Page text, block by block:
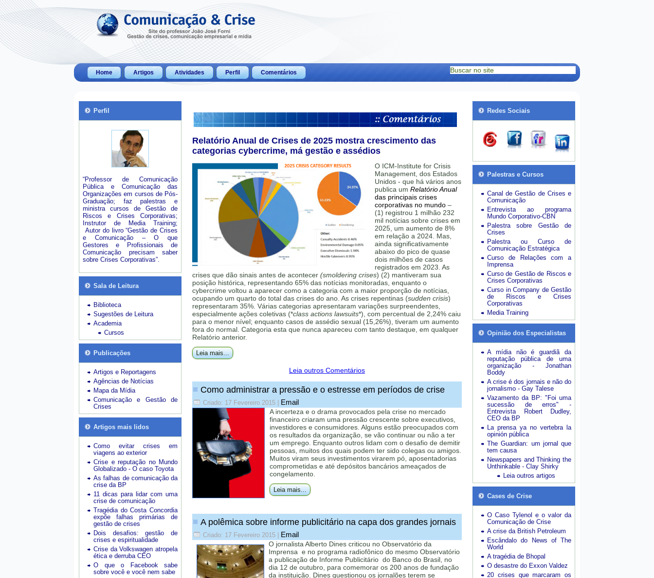
Home Artigos Atividades Perfil Comentários
Perfil
“Professor de Comunicação
Pública e Comunicação das
Organizações em cursos de Pós-
Graduação; faz palestras e
ministra cursos de Gestão de
Riscos e Crises Corporativas;
Instrutor de Media Training;
Autor do livro “Gestão de Crises
e Comunicação – O que
Gestores e Profissionais de
Comunicação precisam saber
sobre Crises Corporativas”.
Sala de Leitura
Biblioteca
Sugestões de Leitura
Academia
Cursos
Publicações
Artigos e Reportagens
Agências de Notícias
Mapa da Mídia
Comunicação e Gestão de
Crises
Artigos mais lidos
Como evitar crises em
viagens ao exterior
Crise e reputação no Mundo
Globalizado - O caso Toyota
As falhas de comunicação da
crise da BP
11 dicas para lidar com uma
crise de comunicação
Tragédia do Costa Concordia
expõe falhas primárias de
gestão de crises
Dois desafios: gestão de
crises e espiritualidade
Crise da Volkswagen atropela
ética e derruba CEO
O que o Facebook sabe
sobre você e você nem sabe
Relatório Anual de Crises de 2025 mostra crescimento das
categorias cybercrime, má gestão e assédios
O ICM-Institute for Crisis
Management, dos Estados
Unidos - que há vários anos
publica um Relatório Anual
das principais crises
corporativas no mundo –
(1) registrou 1 milhão 232
mil notícias sobre crises em
2025, um aumento de 8%
em relação a 2024. Mas,
ainda significativamente
abaixo do pico de quase
dois milhões de casos
registrados em 2023. As
crises que dão sinais antes de acontecer (smoldering crises) (2) mantiveram sua
posição histórica, representando 65% das notícias monitoradas, enquanto o
cybercrime voltou a aparecer como a categoria com a maior proporção de notícias,
ocupando um quarto do total das crises do ano. As crises repentinas (sudden crisis)
representaram 35%. Várias categorias apresentaram variações surpreendentes,
especialmente ações coletivas (*class actions lawsuits*), com percentual de 2,24% caiu
para o menor nível; enquanto casos de assédio sexual (15,26%), tiveram um aumento
fora do normal. Categoria esta que nunca apareceu com tanto destaque, em qualquer
Relatório anterior.
Leia mais...
Leia outros Comentários
Como administrar a pressão e o estresse em períodos de crise
Criado: 17 Fevereiro 2015 Email
A incerteza e o drama provocados pela crise no mercado
financeiro criaram uma pressão crescente sobre executivos,
investidores e consumidores. Alguns estão preocupados com
os resultados da organização, se vão continuar ou não a ter
um emprego. Enquanto outros lidam com o desafio de demitir
pessoas, muitos dos quais podem ter sido colegas ou amigos.
Muitos viram seus investimentos virarem pó, aposentadorias
comprometidas e até depósitos bancários ameaçados de
congelamento.
Leia mais...
A polêmica sobre informe publicitário na capa dos grandes jornais
Criado: 17 Fevereiro 2015 Email
O jornalista Alberto Dines criticou no Observatório da
Imprensa e no programa radiofônico do mesmo Observatório
a publicação de Informe Publicitário do Banco do Brasil, no
dia 12 de outubro, para comemorar os 200 anos de fundação
da instituição. Dines questionou os jornalões terem se
Redes Sociais
Palestras e Cursos
Canal de Gestão de Crises e
Comunicação
Entrevista ao programa
Mundo Corporativo-CBN
Palestra sobre Gestão de
Crises
Palestra ou Curso de
Comunicação Estratégica
Curso de Relações com a
Imprensa
Curso de Gestão de Riscos e
Crises Corporativas
Curso in Company de Gestão
de Riscos e Crises
Corporativas
Media Training
Opinião dos Especialistas
A mídia não é guardiã da
reputação pública de uma
organização - Jonathan
Boddy
A crise é dos jornais e não do
jornalismo - Gay Talese
Vazamento da BP: "Foi uma
sucessão de erros" -
Entrevista Robert Dudley,
CEO da BP
La prensa ya no vertebra la
opinión pública
The Guardian: um jornal que
tem causa
Newspapers and Thinking the
Unthinkable - Clay Shirky
Leia outros artigos
Cases de Crise
O Caso Tylenol e o valor da
Comunicação de Crise
A crise da British Petroleum
Escândalo do News of The
World
A tragédia de Bhopal
O desastre do Exxon Valdez
20 crises que marcaram os